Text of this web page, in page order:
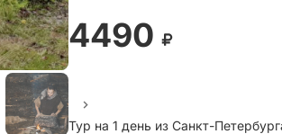
4490
Тур на 1 день из Санкт-